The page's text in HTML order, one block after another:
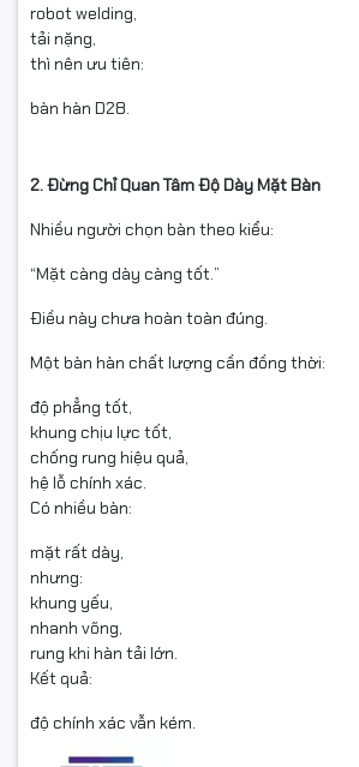
robot welding,
tải nặng,
thì nên ưu tiên:
bàn hàn D28.
2. Đừng Chỉ Quan Tâm Độ Dày Mặt Bàn
Nhiều người chọn bàn theo kiểu:
“Mặt càng dày càng tốt.”
Điều này chưa hoàn toàn đúng.
Một bàn hàn chất lượng cần đồng thời:
độ phẳng tốt,
khung chịu lực tốt,
chống rung hiệu quả,
hệ lỗ chính xác.
Có nhiều bàn:
mặt rất dày,
nhưng:
khung yếu,
nhanh võng,
rung khi hàn tải lớn.
Kết quả:
độ chính xác vẫn kém.